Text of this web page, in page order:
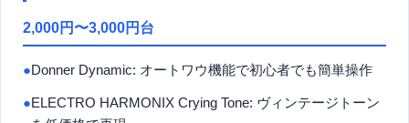
2,000円〜3,000円台
●Donner Dynamic: オートワウ機能で初心者でも簡単操作
●ELECTRO HARMONIX Crying Tone: ヴィンテージトーン